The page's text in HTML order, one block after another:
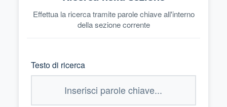
Effettua la ricerca tramite parole chiave all'interno
della sezione corrente
Testo di ricerca